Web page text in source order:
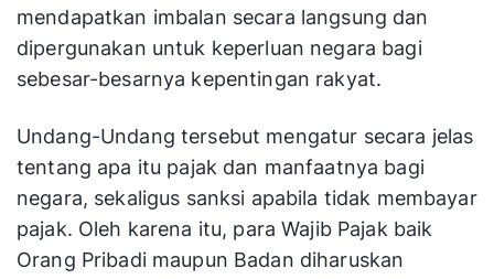
mendapatkan imbalan secara langsung dan
dipergunakan untuk keperluan negara bagi
sebesar-besarnya kepentingan rakyat.
Undang-Undang tersebut mengatur secara jelas
tentang apa itu pajak dan manfaatnya bagi
negara, sekaligus sanksi apabila tidak membayar
pajak. Oleh karena itu, para Wajib Pajak baik
Orang Pribadi maupun Badan diharuskan